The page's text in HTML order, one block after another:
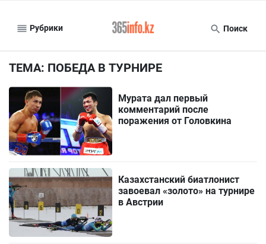
Рубрики Поиск
ТЕМА: ПОБЕДА В ТУРНИРЕ
Мурата дал первый
комментарий после
поражения от Головкина
Казахстанский биатлонист
завоевал «золото» на турнире
в Австрии